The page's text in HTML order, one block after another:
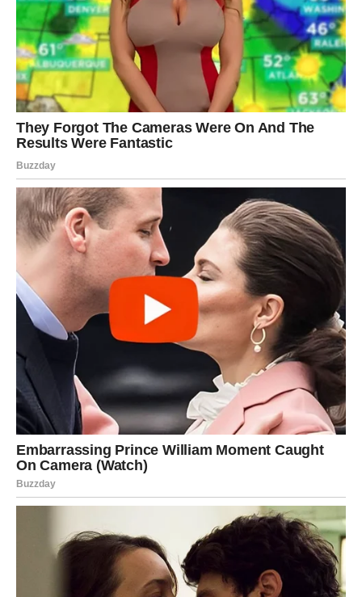
sudbinski susret. Neko može ući u njihov život i probuditi
ono što je dugo spavalo.
Ako su Ribe u vezi, odnos može postati topliji, dublji,
romantičniji. Ako su bile povređene – dolazi neko ko leči.
Novac i životne prilike – sreća se vraća
Ribe mogu dobiti priliku za posao, dodatni prihod ili
iznenadnu podršku. Ali najvažnije je to što Ribe u
narednim danima vraćaju veru da život može biti lep.